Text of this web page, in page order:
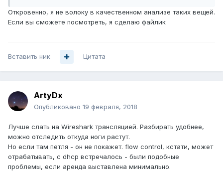
Откровенно, я не волоку в качественном анализе таких вещей.
Если вы сможете посмотреть, я сделаю файлик
Вставить ник Цитата
ArtyDx
Опубликовано 19 февраля, 2018
Лучше слать на Wireshark трансляцией. Разбирать удобнее,
можно отследить откуда ноги растут.
Но если там петля - он не покажет. flow control, кстати, может
отрабатывать, c dhcp встречалось - были подобные
проблемы, если аренда выставлена минимально.